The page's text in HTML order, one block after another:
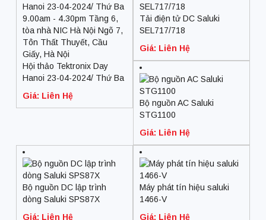
Hội thảo Tektronix Day
Hanoi 23-04-2024/ Thứ Ba
tòa nhà NIC Hà Nội Ngõ 7,
Giá: Liên Hệ
Tải điện tử DC Saluki
SEL717/718
Giá: Liên Hệ
Bộ nguồn AC Saluki
STG1100
Giá: Liên Hệ
Bộ nguồn DC lập trình
dòng Saluki SPS87X
Giá: Liên Hệ
Máy phát tín hiệu saluki
1466-V
Giá: Liên Hệ